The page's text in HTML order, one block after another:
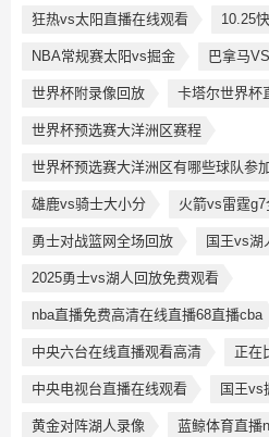
狂热vs太阳直播在线观看 10.25
NBA常规赛太阳vs掘金 巴拿马
世界杯附录像回放 卡塔尔世界杯
世界杯预选赛大洋洲区赛程
世界杯预选赛大洋洲区有哪些球队参
雄鹿vs骑士大小分 火箭vs雷霆
勇士对战篮网全场回放 国王vs湖
2025勇士vs湖人回放免费观看
nba直播免费高清在线直播68直播cba
中央六台在线直播观看高清 正在
中央电视台直播在线观看 国王vs
黄金对阵湖人录像 蓝鲸体育直播